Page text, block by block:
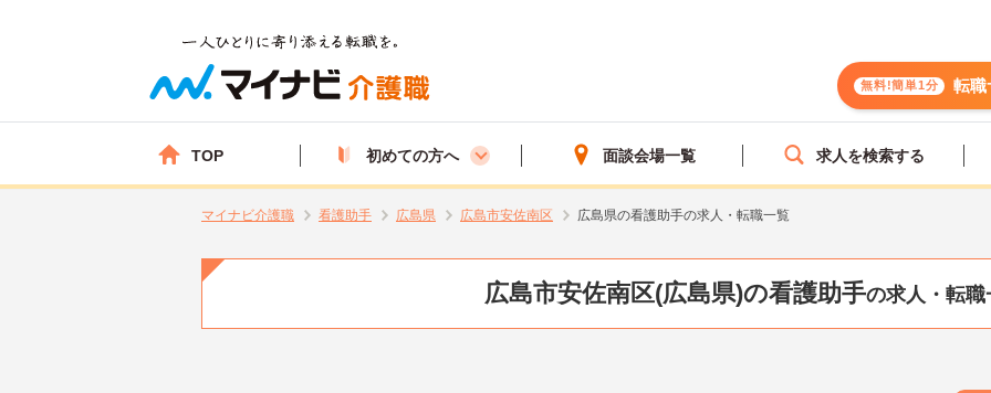
無料!簡単1分 転職
TOP 初めての方へ 面談会場一覧 求人を検索する
マイナビ介護職 看護助手 広島県 広島市安佐南区 広島県の看護助手の求人・転職一覧
広島市安佐南区(広島県)の看護助手の求人・転職